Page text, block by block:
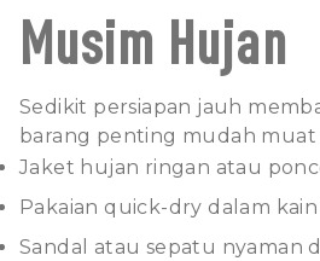
Musim Hujan
Sedikit persiapan jauh
barang penting mudah muat
Jaket hujan ringan atau
Pakaian quick-dry dalam
Sandal atau sepatu nyaman